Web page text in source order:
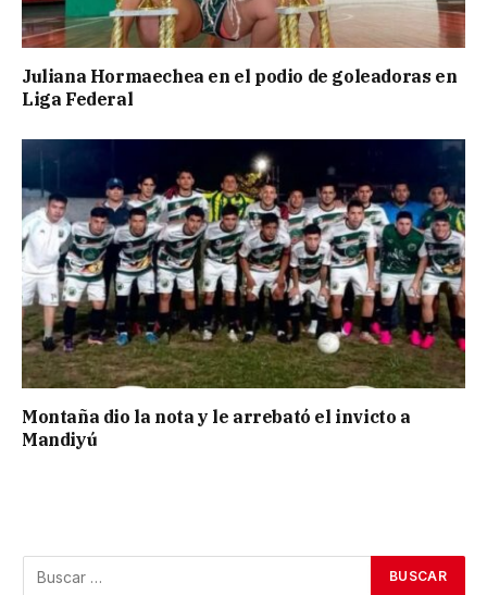
Juliana Hormaechea en el podio de goleadoras en
Liga Federal
Montaña dio la nota y le arrebató el invicto a
Mandiyú